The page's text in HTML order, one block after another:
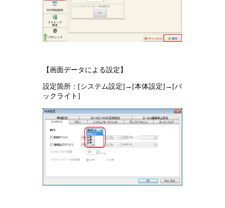
【画面データによる設定】
設定箇所：[システム設定]→[本体設定]→[バ
ックライト]